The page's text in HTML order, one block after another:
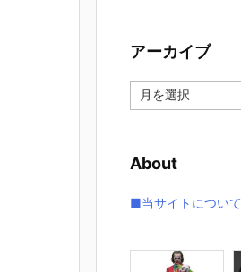
ー
アーカイブ
ー
ブ
About
■当サイトについて